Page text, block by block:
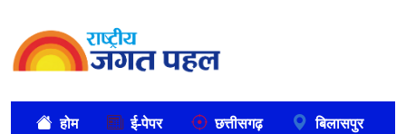
होम ई-पेपर छत्तीसगढ़ बिलासपुर